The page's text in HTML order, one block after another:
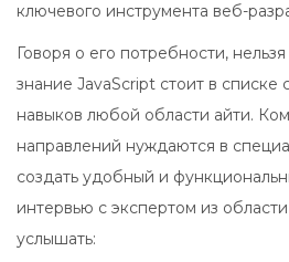
ключевого инструмента веб-
Говоря о его потребности,
знание JavaScript стоит в списке
навыков любой области айти.
направлений нуждаются в
создать удобный и
интервью с экспертом из
услышать: